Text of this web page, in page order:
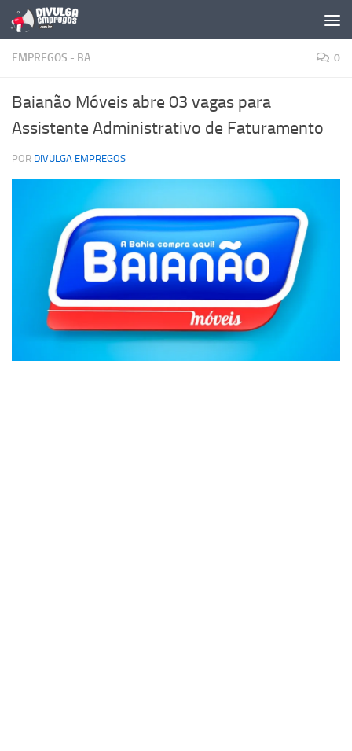
Skip to content
EMPREGOS - BA 0
Baianão Móveis abre 03 vagas para
Assistente Administrativo de Faturamento
POR DIVULGA EMPREGOS